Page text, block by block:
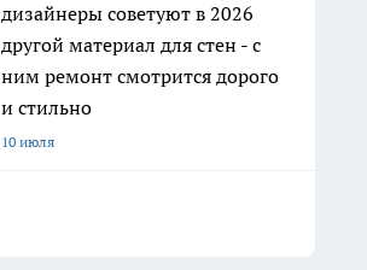
дизайнеры советуют в 2026
другой материал для стен - с
ним ремонт смотрится дорого
и стильно
10 июля